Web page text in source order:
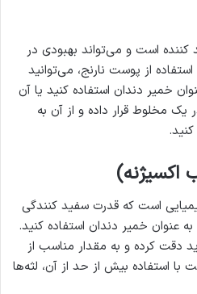
است و می‌تواند بهبودی در
از پوست نارنج، می‌توانید
خمیر دندان استفاده کنید یا آن
یک مخلوط قرار داده و از آن به
اکسیژنه)
است که قدرت سفید کنندگی
عنوان خمیر دندان استفاده کنید.
دقت کرده و به مقدار مناسب از
با استفاده بیش از حد از آن، لثه‌ها